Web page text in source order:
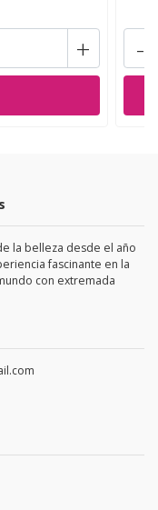
+ -
la belleza desde el año
fascinante en la
con extremada